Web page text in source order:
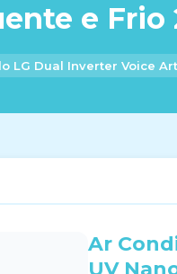
e Frio
LG Dual Inverter Voice
Ar
UV